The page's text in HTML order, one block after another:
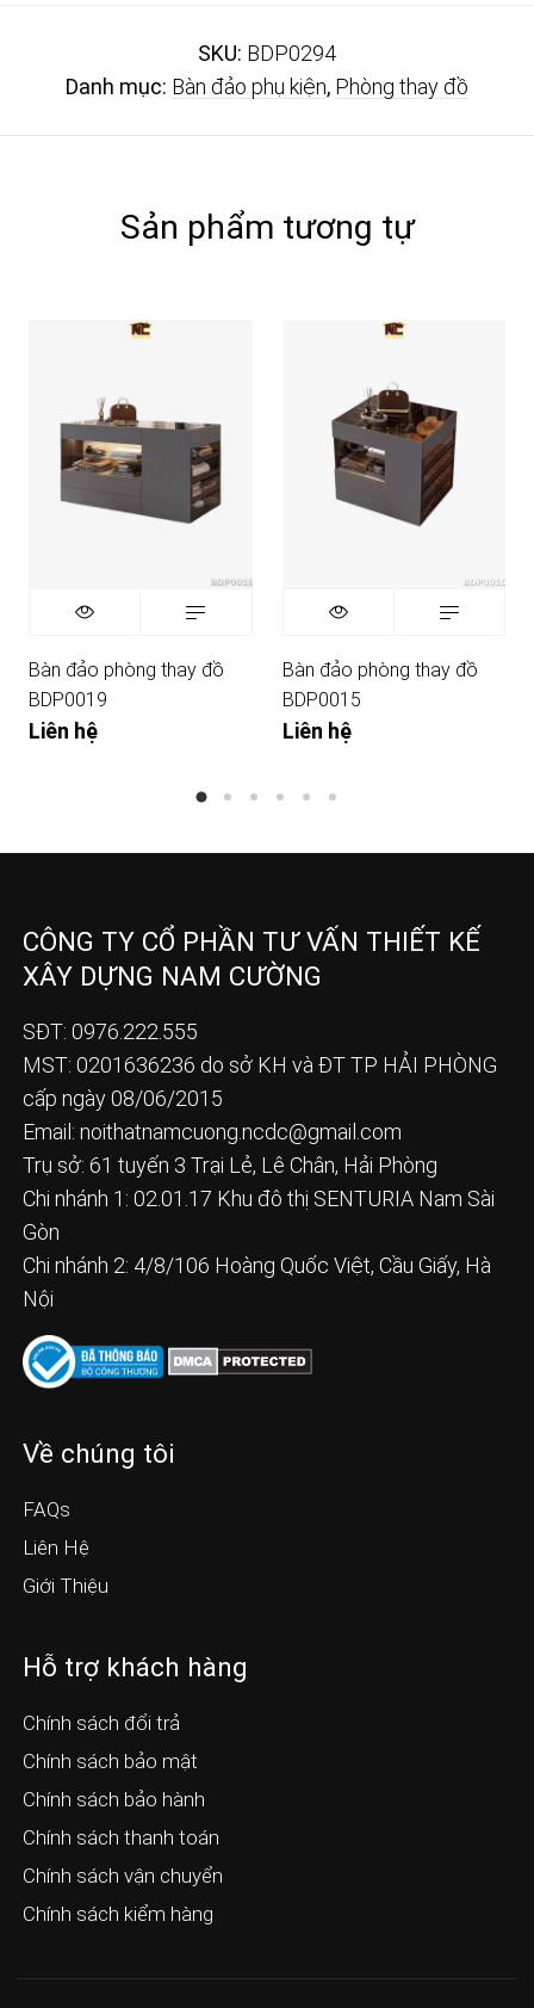
SKU: BDP0294
Danh mục: Bàn đảo phụ kiện, Phòng thay đồ
Sản phẩm tương tự
Bàn đảo phòng thay đồ
BDP0019
Liên hệ
Bàn đảo phòng thay đồ
BDP0015
Liên hệ
CÔNG TY CỔ PHẦN TƯ VẤN THIẾT KẾ
XÂY DỰNG NAM CƯỜNG
SĐT: 0976.222.555
MST: 0201636236 do sở KH và ĐT TP HẢI PHÒNG
cấp ngày 08/06/2015
Email: noithatnamcuong.ncdc@gmail.com
Trụ sở: 61 tuyến 3 Trại Lẻ, Lê Chân, Hải Phòng
Chi nhánh 1: 02.01.17 Khu đô thị SENTURIA Nam Sài
Gòn
Chi nhánh 2: 4/8/106 Hoàng Quốc Việt, Cầu Giấy, Hà
Nội
Về chúng tôi
FAQs
Liên Hệ
Giới Thiệu
Hỗ trợ khách hàng
Chính sách đổi trả
Chính sách bảo mật
Chính sách bảo hành
Chính sách thanh toán
Chính sách vận chuyển
Chính sách kiểm hàng